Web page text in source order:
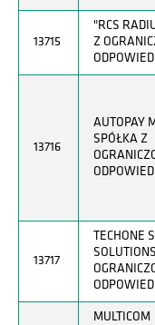
13715
"RCS
Z
13716
AUTOPAY
SPÓŁKA Z
13717
TECHONE
MULTICOM